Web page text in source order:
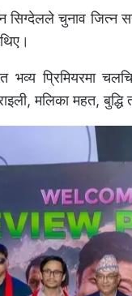
सिग्देलले चुनाव
प्रिमियरमा
मलिका महत, बुद्धि